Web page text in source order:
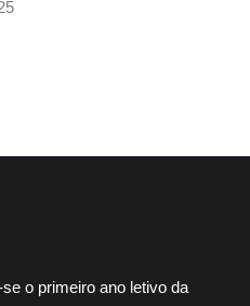
o primeiro ano letivo da